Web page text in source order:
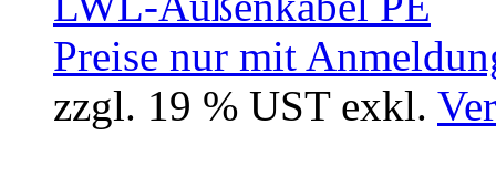
Preise nur mit
zzgl. 19 % UST exkl.